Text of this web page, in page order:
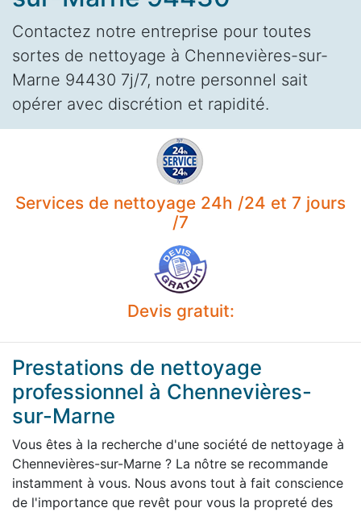
Contactez notre entreprise pour toutes
sortes de nettoyage à Chennevières-sur-
Marne 94430 7j/7, notre personnel sait
opérer avec discrétion et rapidité.
Services de nettoyage 24h /24 et 7 jours
/7
Devis gratuit:
Prestations de nettoyage
professionnel à Chennevières-
sur-Marne
Vous êtes à la recherche d'une société de nettoyage à
Chennevières-sur-Marne ? La nôtre se recommande
instamment à vous. Nous avons tout à fait conscience
de l'importance que revêt pour vous la propreté des